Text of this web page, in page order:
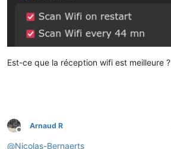
Est-ce que la réception wifi est meilleure ?
Offline
Arnaud R
@Nicolas-Bernaerts